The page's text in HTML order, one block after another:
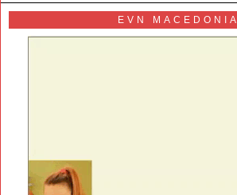
EVN MACEDONIA